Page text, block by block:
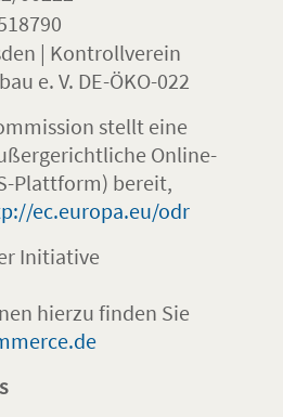
| Kontrollverein
e. V. DE-ÖKO-022
stellt eine
Online-
Plattform) bereit,
ec.europa.eu/odr
Initiative
hierzu finden Sie